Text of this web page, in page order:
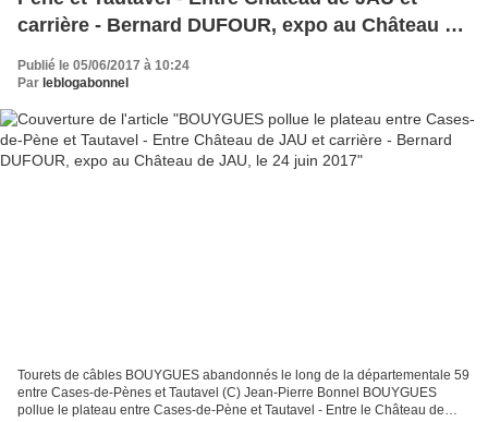
carrière - Bernard DUFOUR, expo au Château de
JAU, le 24 juin 2017
Publié le 05/06/2017 à 10:24
Par leblogabonnel
Tourets de câbles BOUYGUES abandonnés le long de la départementale 59
entre Cases-de-Pènes et Tautavel (C) Jean-Pierre Bonnel BOUYGUES
pollue le plateau entre Cases-de-Pène et Tautavel - Entre le Château de